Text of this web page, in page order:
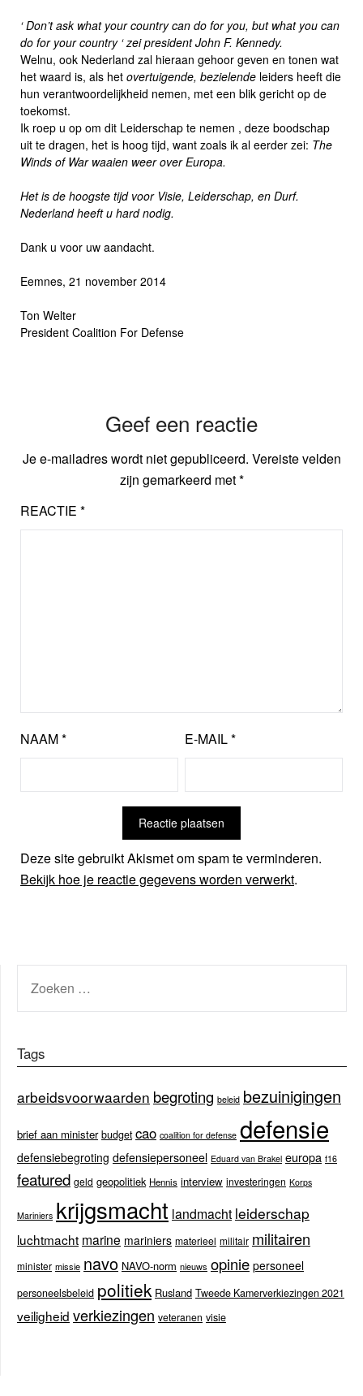
‘ Don’t ask what your country can do for you, but what you can
do for your country ‘ zei president John F. Kennedy.
Welnu, ook Nederland zal hieraan gehoor geven en tonen wat
het waard is, als het overtuigende, bezielende leiders heeft die
hun verantwoordelijkheid nemen, met een blik gericht op de
toekomst.
Ik roep u op om dit Leiderschap te nemen , deze boodschap
uit te dragen, het is hoog tijd, want zoals ik al eerder zei: The
Winds of War waaien weer over Europa.
Het is de hoogste tijd voor Visie, Leiderschap, en Durf.
Nederland heeft u hard nodig.
Dank u voor uw aandacht.
Eemnes, 21 november 2014
Ton Welter
President Coalition For Defense
Geef een reactie
Je e-mailadres wordt niet gepubliceerd. Vereiste velden
zijn gemarkeerd met*
REACTIE *
NAAM* E-MAIL*
Deze site gebruikt Akismet om spam te verminderen.
Bekijk hoe je reactie gegevens worden verwerkt.
NAAR:
Tags
arbeidsvoorwaarden begroting beleid bezuinigingen
brief aan minister budget cao coalition for defense defensie
defensiebegroting defensiepersoneel Eduard van Brakel europa f16
featured geld geopolitiek Hennis interview investeringen Korps
Mariniers krijgsmacht landmacht leiderschap
luchtmacht marine mariniers materieel militair militairen
minister missie navo NAVO-norm nieuws opinie personeel
personeelsbeleid politiek Rusland Tweede Kamerverkiezingen 2021
veiligheid verkiezingen veteranen visie